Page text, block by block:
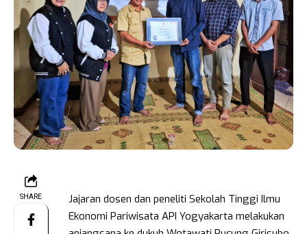
SHARE
Jajaran dosen dan peneliti Sekolah Tinggi Ilmu
Ekonomi Pariwisata API Yogyakarta melakukan